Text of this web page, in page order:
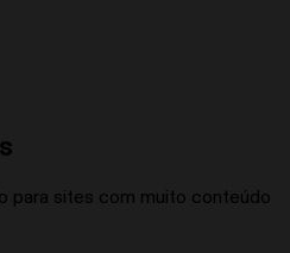
para sites com muito conteúdo